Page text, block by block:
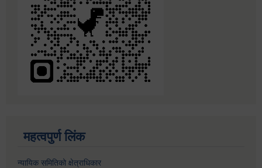
महत्वपुर्ण लिंक
न्यायिक समितिको क्षेत्राधिकार